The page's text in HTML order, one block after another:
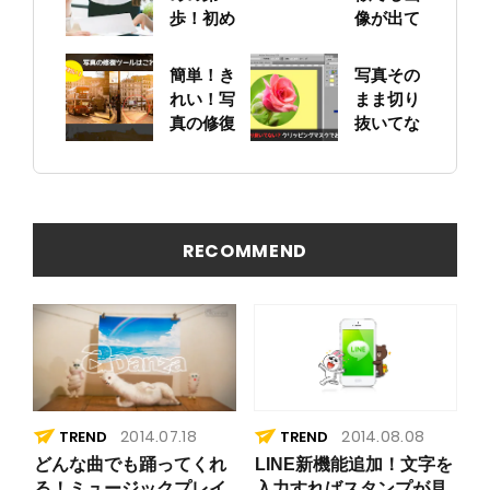
歩！初め
票作りに
挑戦
像が出て
Google
画像検索
を試して
簡単！き
れい！写
真の修復
これに決
写真その
まま切り
抜いてな
リッピン
でお手軽
RECOMMEND
TREND 2014.07.18
どんな曲でも踊ってくれ
TREND 2014.08.08
LINE新機能追加！文字を